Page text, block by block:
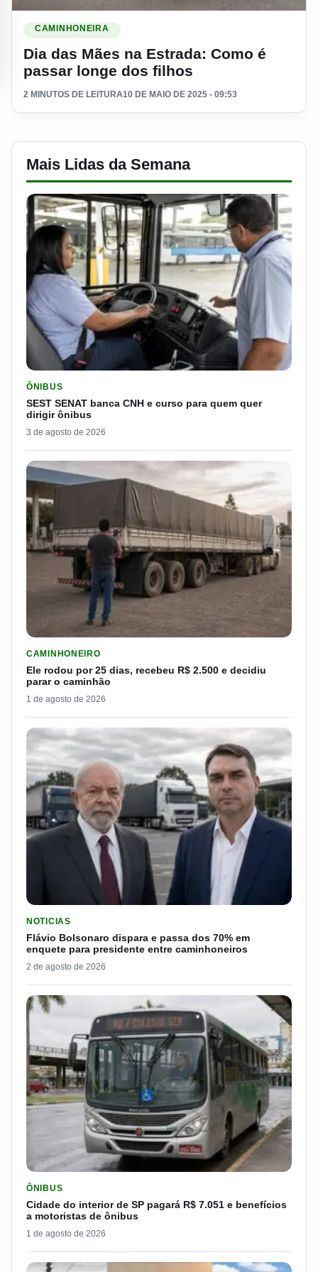
CAMINHONEIRA
Dia das Mães na Estrada: Como é
passar longe dos filhos
2 MINUTOS DE LEITURA10 DE MAIO DE 2025 - 09:53
Mais Lidas da Semana
ÔNIBUS
SEST SENAT banca CNH e curso para quem quer
dirigir ônibus
3 de agosto de 2026
CAMINHONEIRO
Ele rodou por 25 dias, recebeu R$ 2.500 e decidiu
parar o caminhão
1 de agosto de 2026
NOTICIAS
Flávio Bolsonaro dispara e passa dos 70% em
enquete para presidente entre caminhoneiros
2 de agosto de 2026
ÔNIBUS
Cidade do interior de SP pagará R$ 7.051 e benefícios
a motoristas de ônibus
1 de agosto de 2026